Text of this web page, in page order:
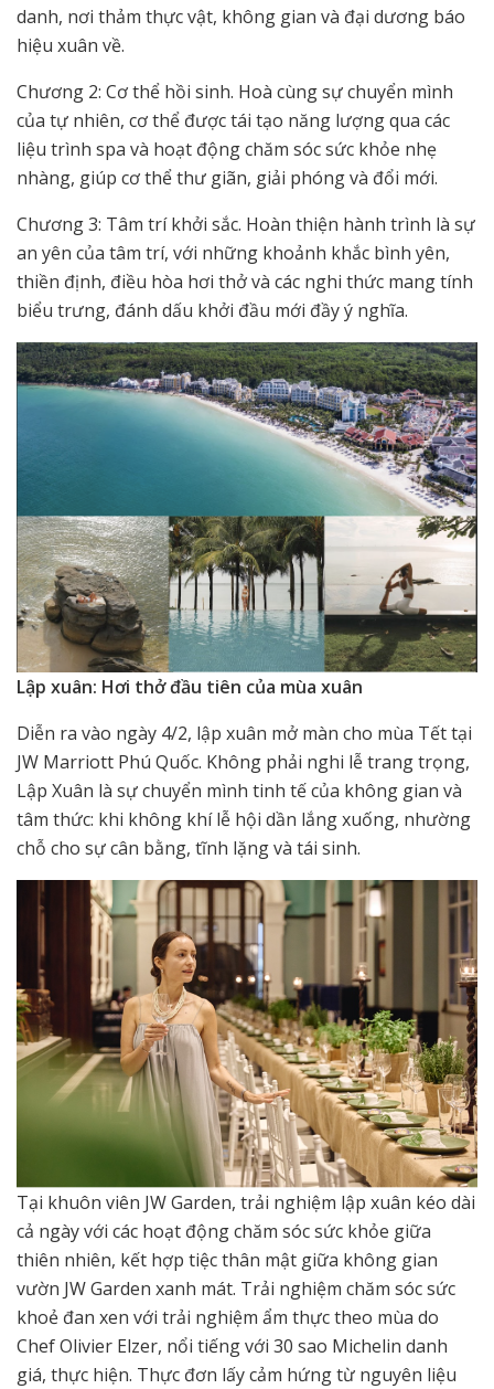
danh, nơi thảm thực vật, không gian và đại dương báo
hiệu xuân về.
Chương 2: Cơ thể hồi sinh. Hoà cùng sự chuyển mình
của tự nhiên, cơ thể được tái tạo năng lượng qua các
liệu trình spa và hoạt động chăm sóc sức khỏe nhẹ
nhàng, giúp cơ thể thư giãn, giải phóng và đổi mới.
Chương 3: Tâm trí khởi sắc. Hoàn thiện hành trình là sự
an yên của tâm trí, với những khoảnh khắc bình yên,
thiền định, điều hòa hơi thở và các nghi thức mang tính
biểu trưng, đánh dấu khởi đầu mới đầy ý nghĩa.
Lập xuân: Hơi thở đầu tiên của mùa xuân
Diễn ra vào ngày 4/2, lập xuân mở màn cho mùa Tết tại
JW Marriott Phú Quốc. Không phải nghi lễ trang trọng,
Lập Xuân là sự chuyển mình tinh tế của không gian và
tâm thức: khi không khí lễ hội dần lắng xuống, nhường
chỗ cho sự cân bằng, tĩnh lặng và tái sinh.
Tại khuôn viên JW Garden, trải nghiệm lập xuân kéo dài
cả ngày với các hoạt động chăm sóc sức khỏe giữa
thiên nhiên, kết hợp tiệc thân mật giữa không gian
vườn JW Garden xanh mát. Trải nghiệm chăm sóc sức
khoẻ đan xen với trải nghiệm ẩm thực theo mùa do
Chef Olivier Elzer, nổi tiếng với 30 sao Michelin danh
giá, thực hiện. Thực đơn lấy cảm hứng từ nguyên liệu